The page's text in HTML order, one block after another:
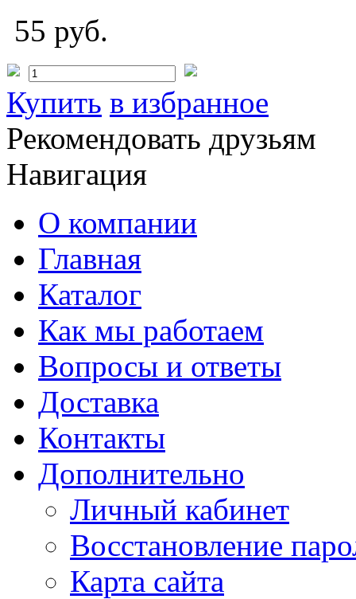
55 руб.
Купить в избранное
Рекомендовать друзьям
Навигация
О компании
Главная
Каталог
Как мы работаем
Вопросы и ответы
Доставка
Контакты
Дополнительно
Личный кабинет
Восстановление
Карта сайта